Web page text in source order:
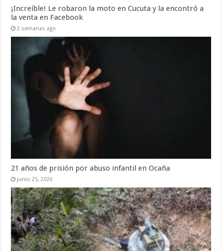
¡Increíble! Le robaron la moto en Cucuta y la encontró a
la venta en Facebook
2 semanas ago
21 años de prisión por abuso infantil en Ocaña
junio 25, 2026